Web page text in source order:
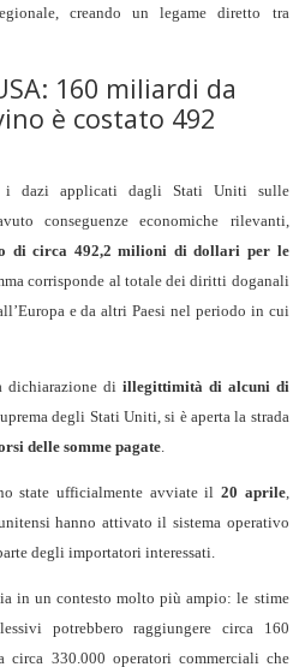
creando un legame diretto tra
160 miliardi da
è costato 492
, i dazi applicati dagli Stati Uniti sulle
conseguenze economiche rilevanti,
di circa 492,2 milioni di dollari per le
corrisponde al totale dei diritti doganali
e da altri Paesi nel periodo in cui
dichiarazione di illegittimità di alcuni di
degli Stati Uniti, si è aperta la strada
delle somme pagate
state ufficialmente avviate il 20 aprile,
hanno attivato il sistema operativo
degli importatori interessati.
in un contesto molto più ampio: le stime
potrebbero raggiungere circa 160
330.000 operatori commerciali che